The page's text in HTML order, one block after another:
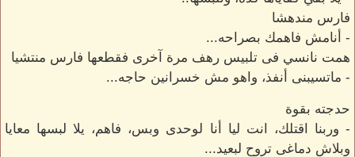
فارس مندهشا
- أنامش فاهمك بصراحه...
همت نانسي فى تلبيس رهف مرة آخرى فقطعها فارس منتشيا
- ماتسيبنى أنفذ، واهو مش خسرانين حاجه...
حدجته بقوة
- وربنا اقتلك، انت ليا أنا لوحدى وبس، فاهم، يلا لبسها معايا
وبلاش دماغى تروح لبعيد...